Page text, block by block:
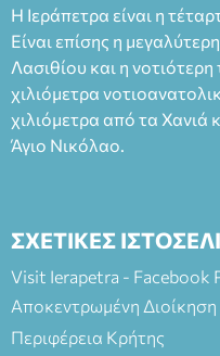
Η Ιεράπετρα είναι η
Είναι επίσης η
Λασιθίου και η
χιλιόμετρα
χιλιόμετρα από τα Χανιά
Άγιο Νικόλαο.
ΣΧΕΤΙΚΕΣ
Visit Ierapetra - Facebook
Αποκεντρωμένη
Περιφέρεια Κρήτης